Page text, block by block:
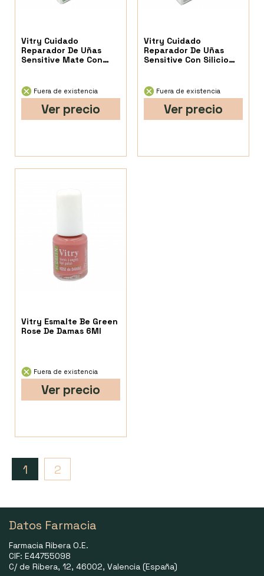
Vitry Cuidado
Reparador De Uñas
Sensitive Mate Con
Fuera de existencia
Ver precio
Vitry Cuidado
Reparador De Uñas
Sensitive Con Silicio
Fuera de existencia
Ver precio
Vitry Esmalte Be Green
Rose De Damas 6Ml
Fuera de existencia
Ver precio
1 2
Datos Farmacia
Farmacia Ribera O.E.
CIF: E44755098
C/ de Ribera, 12, 46002, Valencia (España)